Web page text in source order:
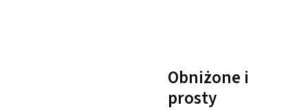
Obniżone i
prosty